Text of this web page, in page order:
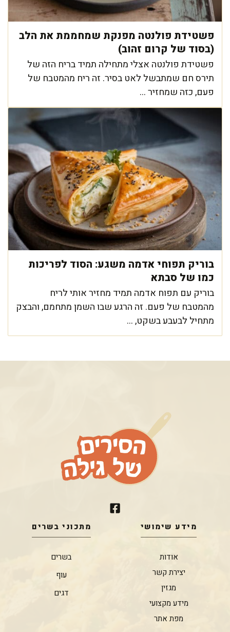
פשטידת פולנטה מפנקת שמחממת את הלב
(בסוד של קרום זהוב)
פשטידת פולנטה אצלי מתחילה תמיד בריח הזה של
תירס חם שמתבשל לאט בסיר. זה ריח מהמטבח של
פעם, כזה שמחזיר ...
בוריק תפוחי אדמה משגע: הסוד לפריכות
כמו של סבתא
בוריק עם תפוח אדמה תמיד מחזיר אותי לריח
מהמטבח של פעם. זה הרגע שבו השמן מתחמם, והבצק
מתחיל לבעבע בשקט, ...
מידע שימושי
אודות
יצירת קשר
מגזין
מידע מקצועי
מפת אתר
מתכוני בשרים
בשרים
עוף
דגים